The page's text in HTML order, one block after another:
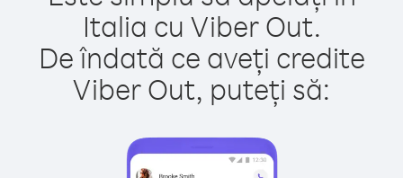
Italia cu Viber Out.
De îndată ce aveți credite
Viber Out, puteți să: